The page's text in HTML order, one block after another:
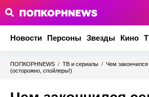
Новости Персоны Звезды Кино
ПОПКОРНNEWS / ТВ и сериалы / Чем
(осторожно, спойлеры!)